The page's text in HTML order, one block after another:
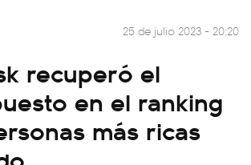
25 de julio 2023 - 20:20
recuperó el
en el ranking
más ricas